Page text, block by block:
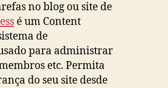
no blog ou site de
é um Content
de
para administrar
etc. Permita
do seu site desde